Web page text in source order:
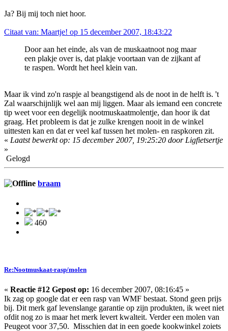
Ja? Bij mij toch niet hoor.
Citaat van: Maartje! op 15 december 2007, 18:43:22
Door aan het einde, als van de muskaatnoot nog maar
een plakje over is, dat plakje voortaan van de zijkant af
te raspen. Wordt het heel klein van.
Maar ik vind zo'n raspje al beangstigend als de noot in de helft is. 't
Zal waarschijnlijk wel aan mij liggen. Maar als iemand een concrete
tip weet voor een degelijk nootmuskaatmolentje, dan hoor ik dat
graag. Het probleem is dat je zulke krengen nooit in de winkel
uittesten kan en dat er veel kaf tussen het molen- en raspkoren zit.
« Laatst bewerkt op: 15 december 2007, 19:25:20 door Ligfietsertje
»
Gelogd
braam
460
Re:Nootmuskaat-rasp/molen
« Reactie #12 Gepost op: 16 december 2007, 08:16:45 »
Ik zag op google dat er een rasp van WMF bestaat. Stond geen prijs
bij. Dit merk gaf levenslange garantie op zijn produkten, ik weet niet
ofdit nog zo is maar het merk levert kwalteit. Verder een molen van
Peugeot voor 37,50. Misschien dat in een goede kookwinkel zoiets